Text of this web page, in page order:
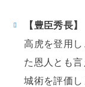
【豊臣秀長】
高虎を登用
た恩人とも
城術を評価し